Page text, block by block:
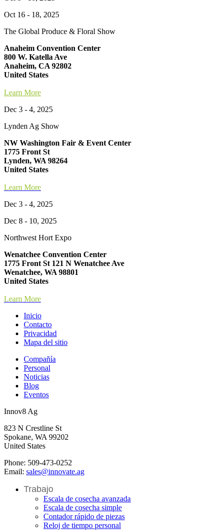
Oct 16 - 18, 2025
The Global Produce & Floral Show
Anaheim Convention Center
800 W. Katella Ave
Anaheim, CA 92802
United States
Learn More
Dec 3 - 4, 2025
Lynden Ag Show
NW Washington Fair & Event Center
1775 Front St
Lynden, WA 98264
United States
Learn More
Dec 3 - 4, 2025
Dec 8 - 10, 2025
Northwest Hort Expo
Wenatchee Convention Center
1775 Front St 121 N Wenatchee Ave
Wenatchee, WA 98801
United States
Learn More
Inicio
Contacto
Privacidad
Mapa del sitio
Compañía
Personal
Noticias
Blog
Eventos
Innov8 Ag
823 N Crestline St
Spokane, WA 99202
United States
Phone: 509-473-0252
Email: sales@innovate.ag
Trabajo
Escala de cosecha avanzada
Escala de cosecha simple
Contador rápido de piezas
Reloj de tiempo personal